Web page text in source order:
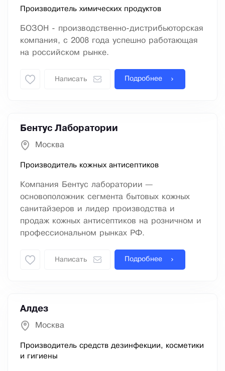
Производитель химических продуктов
БОЗОН - производственно-дистрибьюторская
компания, с 2008 года успешно работающая
на российском рынке.
Написать Подробнее
Бентус Лаборатории
Москва
Производитель кожных антисептиков
Компания Бентус лаборатории —
основоположник сегмента бытовых кожных
санитайзеров и лидер производства и
продаж кожных антисептиков на розничном и
профессиональном рынках РФ.
Написать Подробнее
Алдез
Москва
Производитель средств дезинфекции, косметики
и гигиены